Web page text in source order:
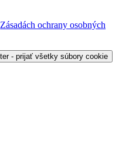
Zásadách ochrany osobných
- prijať všetky súbory cookie